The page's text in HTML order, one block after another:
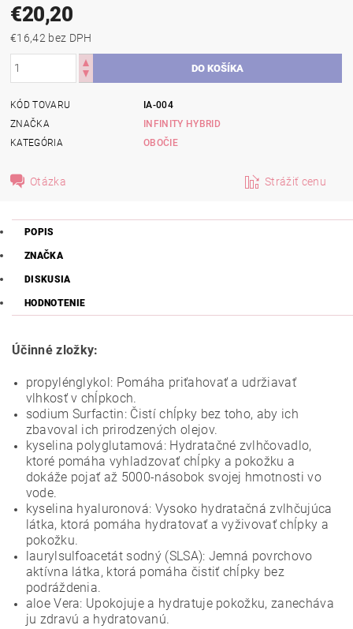
€20,20
€16,42 bez DPH
KÓD TOVARU
IA-004
ZNAČKA
INFINITY HYBRID
KATEGÓRIA
OBOČIE
Otázka Strážiť cenu
POPIS
ZNAČKA
DISKUSIA
HODNOTENIE
Účinné zložky:
propylénglykol: Pomáha priťahovať a udržiavať
vlhkosť v chĺpkoch.
sodium Surfactin: Čistí chĺpky bez toho, aby ich
zbavoval ich prirodzených olejov.
kyselina polyglutamová: Hydratačné zvlhčovadlo,
ktoré pomáha vyhladzovať chĺpky a pokožku a
dokáže pojať až 5000-násobok svojej hmotnosti vo
vode.
kyselina hyaluronová: Vysoko hydratačná zvlhčujúca
látka, ktorá pomáha hydratovať a vyživovať chĺpky a
pokožku.
laurylsulfoacetát sodný (SLSA): Jemná povrchovo
aktívna látka, ktorá pomáha čistiť chĺpky bez
podráždenia.
aloe Vera: Upokojuje a hydratuje pokožku, zanecháva
ju zdravú a hydratovanú.